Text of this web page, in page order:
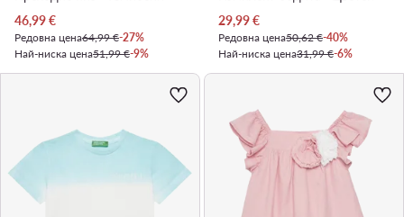
Актуална цена
46,99€
Редовна цена64,99 €-27%
Най-ниска цена51,99 €-9%
Актуална цена
29,99€
Редовна цена50,62 €-40%
Най-ниска цена31,99 €-6%